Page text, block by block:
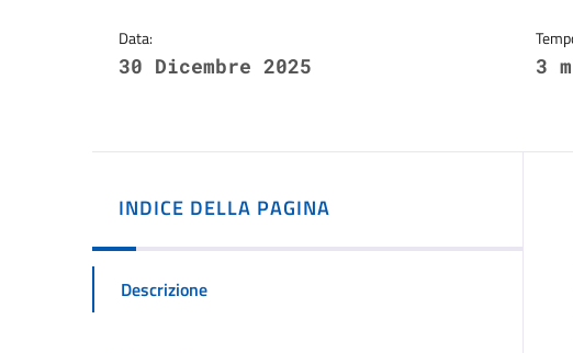
Data:
30 Dicembre 2025 3
INDICE DELLA PAGINA
Descrizione